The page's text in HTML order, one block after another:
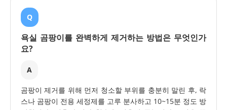
Q
욕실 곰팡이를 완벽하게 제거하는 방법은 무엇인가
요?
A
곰팡이 제거를 위해 먼저 청소할 부위를 충분히 말린 후, 락
스나 곰팡이 전용 세정제를 고루 분사하고 10~15분 정도 방